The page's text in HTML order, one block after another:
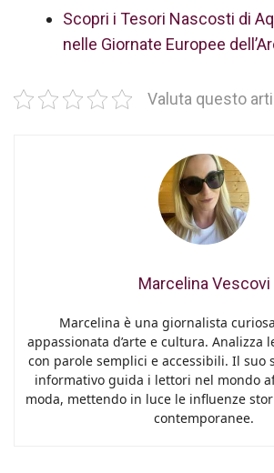
Scopri i Tesori Nascosti di
nelle Giornate Europee
Valuta questo
Marcelina Vescovi
Marcelina è una giornalista
appassionata d’arte e cultura. Analizza
con parole semplici e accessibili. Il suo
informativo guida i lettori nel mondo
moda, mettendo in luce le influenze
contemporanee.